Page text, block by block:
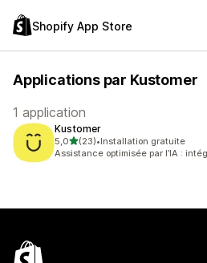
Shopify App Store
Applications par Kustomer
1 application
Kustomer
5,0étoile(s) sur 5
(23)
23 avis au total
•Installation gratuite
Assistance optimisée par l’IA :